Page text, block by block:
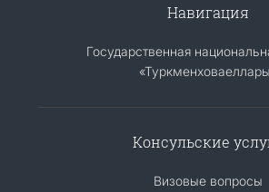
Навигация
Государственная
Консульские
Визовые вопросы